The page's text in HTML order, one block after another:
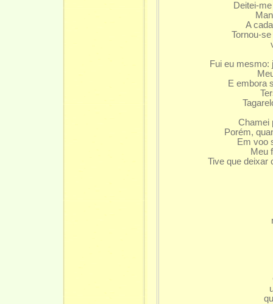
Deitei-
A
Tornou-
Fui eu mesmo:
E embora
Chamei
Porém,
Em voo
Meu
Tive que deixar